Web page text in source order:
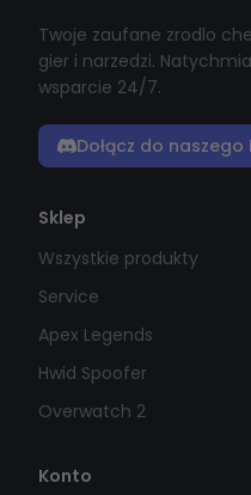
Twoje zaufane zrodlo
gier i narzedzi.
wsparcie 24/7.
Dołącz do
Sklep
Wszystkie produkty
Service
Apex Legends
Hwid Spoofer
Overwatch 2
Konto